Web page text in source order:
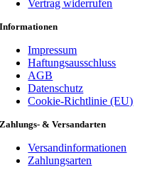
Vertrag widerrufen
Informationen
Impressum
Haftungsausschluss
AGB
Datenschutz
Cookie-Richtlinie (EU)
Zahlungs- & Versandarten
Versandinformationen
Zahlungsarten